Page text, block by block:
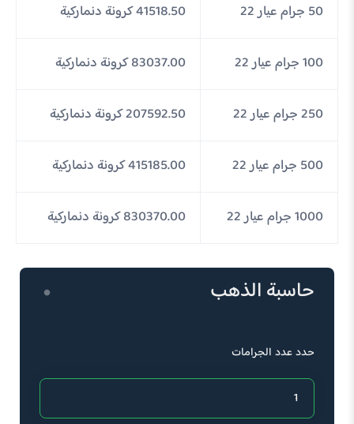
50 جرام عيار 22 41518.50 كرونة دنماركية
100 جرام عيار 22 83037.00 كرونة دنماركية
250 جرام عيار 22 207592.50 كرونة دنماركية
500 جرام عيار 22 415185.00 كرونة دنماركية
1000 جرام عيار 22 830370.00 كرونة دنماركية
حاسبة الذهب
حدد عدد الجرامات